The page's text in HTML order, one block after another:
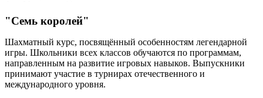
"Семь королей"
Шахматный курс, посвящённый особенностям легендарной
игры. Школьники всех классов обучаются по программам,
направленным на развитие игровых навыков. Выпускники
принимают участие в турнирах отечественного и
международного уровня.